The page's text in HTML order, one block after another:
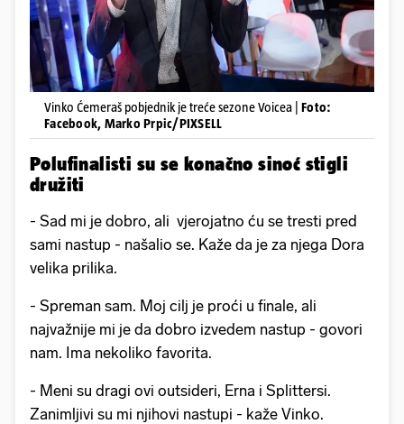
Vinko Ćemeraš pobjednik je treće sezone Voicea | Foto:
Facebook, Marko Prpic/PIXSELL
Polufinalisti su se konačno sinoć stigli
družiti
- Sad mi je dobro, ali vjerojatno ću se tresti pred
sami nastup - našalio se. Kaže da je za njega Dora
velika prilika.
- Spreman sam. Moj cilj je proći u finale, ali
najvažnije mi je da dobro izvedem nastup - govori
nam. Ima nekoliko favorita.
- Meni su dragi ovi outsideri, Erna i Splittersi.
Zanimljivi su mi njihovi nastupi - kaže Vinko.